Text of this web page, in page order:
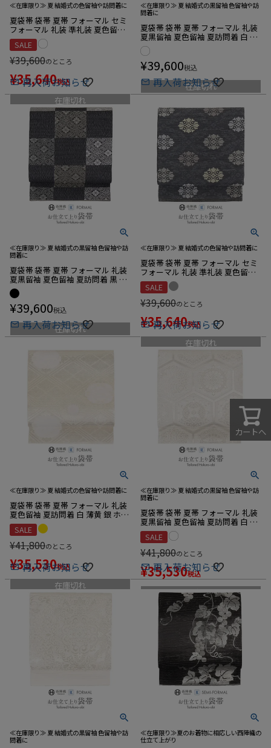
≪在庫限り≫ 夏 結婚式の色留袖や訪問着に
夏袋帯 袋帯 夏帯 フォーマル セミ
フォーマル 礼装 準礼装 夏色留袖
夏訪問着 白 銀 水色 青 変わり市松
菱 華紋 華翔苑 藤本仁 西陣織 仕立
て上がり 未使用 正絹
SALE
¥39,600のところ
¥35,640税込
在庫切れ
再入荷お知らせ
≪在庫限り≫ 夏 結婚式の黒留袖 色留袖や訪
問着に
夏袋帯 袋帯 夏帯 フォーマル 礼装
夏黒留袖 夏色留袖 夏訪問着 白 銀
薄紫 変わり市松 菱 華紋 華翔苑 藤
本仁 西陣織 仕立て上がり 未使用
正絹
¥39,600税込
在庫切れ
再入荷お知らせ
≪在庫限り≫ 夏 結婚式の黒留袖 色留袖や訪
問着に
夏袋帯 袋帯 夏帯 フォーマル 礼装
夏黒留袖 夏色留袖 夏訪問着 黒 銀
ブラック シルバー 市松 七宝 華紋
華翔苑 藤本仁 西陣織 仕立て上が
り 未使用 正絹
¥39,600税込
在庫切れ
再入荷お知らせ
≪在庫限り≫ 夏 結婚式の色留袖や訪問着に
夏袋帯 袋帯 夏帯 フォーマル セミ
フォーマル 礼装 準礼装 夏色留袖
夏訪問着 杢グレー 灰 菱 華紋 華翔
苑 藤本仁 西陣織 仕立て上がり 未
使用 正絹
SALE
¥39,600のところ
¥35,640税込
在庫切れ
再入荷お知らせ
≪在庫限り≫ 夏 結婚式の色留袖や訪問着に
夏袋帯 袋帯 夏帯 フォーマル 礼装
夏色留袖 夏訪問着 白 薄黄 銀 ホワ
イト クリーム シルバー 四花菱 菊
絹 絽 佐々木織物 西陣織 仕立て上
がり 新品
SALE
¥41,800のところ
¥35,530税込
在庫切れ
再入荷お知らせ
≪在庫限り≫ 夏 結婚式の黒留袖 色留袖や訪
問着に
夏袋帯 袋帯 夏帯 フォーマル 礼装
夏黒留袖 夏色留袖 夏訪問着 白 銀
ホワイト シルバー 亀甲 華紋 絹 絽
佐々木織物 西陣織 仕立て上がり
新品
SALE
¥41,800のところ
¥35,530税込
在庫切れ
再入荷お知らせ
≪在庫限り≫ 夏 結婚式の黒留袖 色留袖や訪
問着に
≪在庫限り≫夏のお着物に相応しい西陣織の
仕立て上がり
カートへ